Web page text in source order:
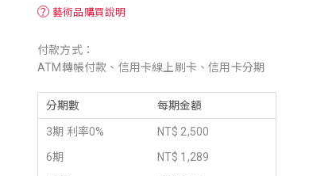
？ 藝術品購買說明
付款方式：
ATM轉帳付款、信用卡線上刷卡、信用卡分期
分期數 每期金額
3期 利率0%
NT$ 2,500
6期
NT$ 1,289